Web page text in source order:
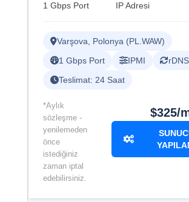
1 Gbps Port IP Adresi
Varşova, Polonya (PL.WAW)
1 Gbps Port
IPMI
Teslimat: 24 Saat
*Aylık
sözleşme -
yenilemeden
önce
istediğiniz
zaman iptal
edebilirsiniz.
$325/